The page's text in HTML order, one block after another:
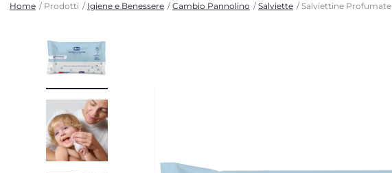
Home Prodotti Igiene e Benessere Cambio Pannolino Salviette Salviettine Profumate